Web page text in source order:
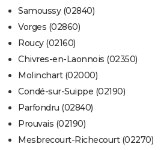
Samoussy (02840)
Vorges (02860)
Roucy (02160)
Chivres-en-Laonnois (02350)
Molinchart (02000)
Condé-sur-Suippe (02190)
Parfondru (02840)
Prouvais (02190)
Mesbrecourt-Richecourt (02270)